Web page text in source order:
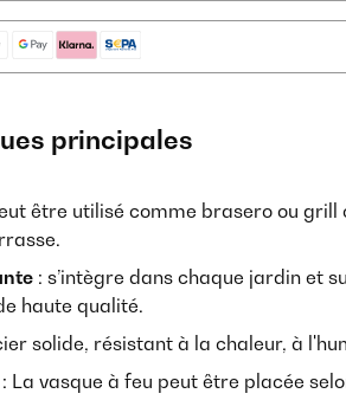
principales
être utilisé comme brasero ou grill
: s’intègre dans chaque jardin et
haute qualité.
solide, résistant à la chaleur, à
: La vasque à feu peut être placée